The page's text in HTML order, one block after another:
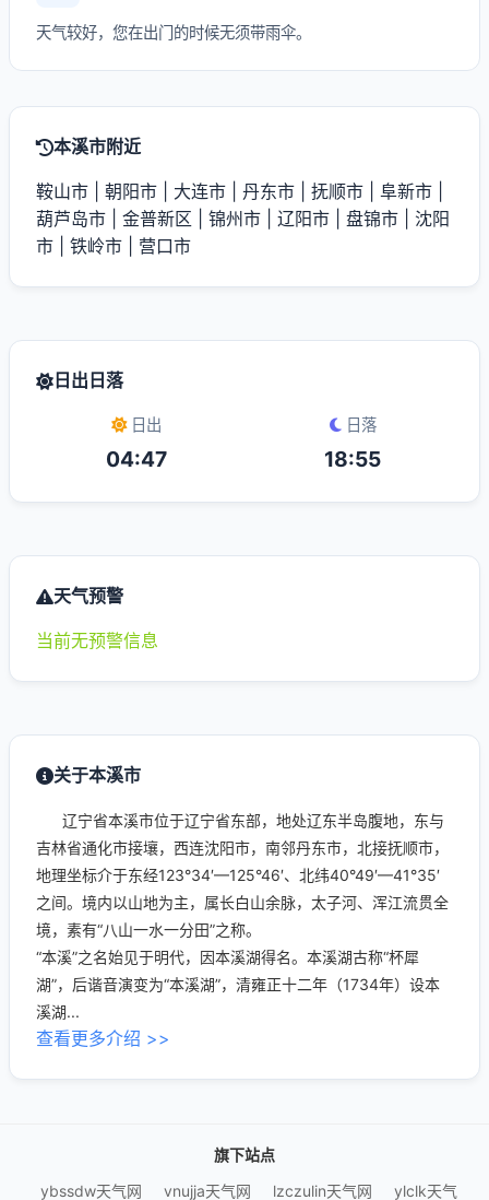
天气较好，您在出门的时候无须带雨伞。
本溪市附近
鞍山市 朝阳市 大连市 丹东市 抚顺市 阜新市
葫芦岛市
金普新区 锦州市 辽阳市 盘锦市
沈阳
市
铁岭市 营口市
日出日落
日出
04:47
日落
18:55
天气预警
当前无预警信息
关于本溪市
辽宁省本溪市位于辽宁省东部，地处辽东半岛腹地，东与
吉林省通化市接壤，西连沈阳市，南邻丹东市，北接抚顺市，
地理坐标介于东经123°34′—125°46′、北纬40°49′—41°35′
之间。境内以山地为主，属长白山余脉，太子河、浑江流贯全
境，素有“八山一水一分田”之称。
“本溪”之名始见于明代，因本溪湖得名。本溪湖古称“杯犀
湖”，后谐音演变为“本溪湖”，清雍正十二年（1734年）设本
溪湖...
查看更多介绍 >>
旗下站点
ybssdw天气网
vnujja天气网 lzczulin天气网 ylclk天气